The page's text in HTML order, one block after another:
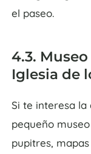
el paseo.
4.3.
Iglesia de
Si te interesa la
pequeño
pupitres,